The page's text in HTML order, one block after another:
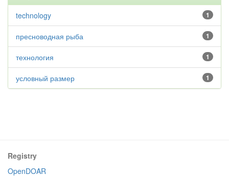
1
technology
1
пресноводная рыба
1
технология
1
условный размер
Registry
OpenDOAR